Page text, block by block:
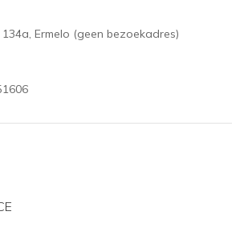
Ermelo (geen bezoekadres)